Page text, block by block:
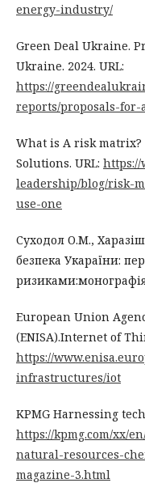
energy-industry/
Green Deal Ukraine.
Ukraine. 2024. URL:
https://
reports/proposals-
What is A risk matrix?
Solutions. URL: https://
leadership/blog/risk-
use-one
Суходол О.М.,
безпека Укараїни:
European Union
(ENISA).Internet of
https://
infrastructures/iot
KPMG Harnessing
https://kpmg.com/xx/
natural-resources-
magazine-3.html